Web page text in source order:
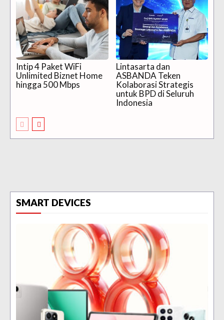
Intip 4 Paket WiFi
Unlimited Biznet Home
hingga 500 Mbps
Lintasarta dan
ASBANDA Teken
Kolaborasi Strategis
untuk BPD di Seluruh
Indonesia
SMART DEVICES